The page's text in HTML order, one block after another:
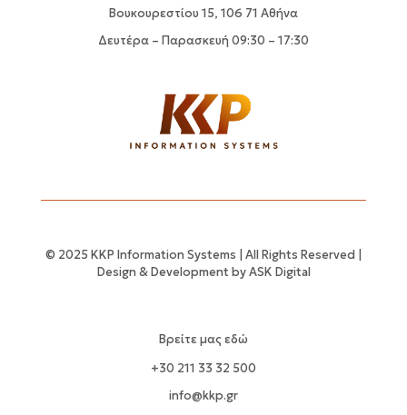
Βουκουρεστίου 15, 106 71 Αθήνα
Δευτέρα – Παρασκευή 09:30 – 17:30
© 2025 KKP Information Systems | All Rights Reserved |
Design & Development byASK Digital
Βρείτε μας εδώ
+30 211 33 32 500
info@kkp.gr